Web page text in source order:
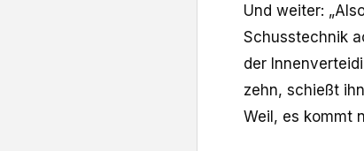
Und weiter:
Schusstechnik
der
zehn, schießt
Weil, es kommt